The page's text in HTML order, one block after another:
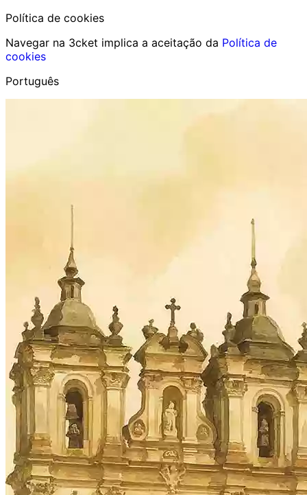
Política de cookies
Navegar na 3cket implica a aceitação da Política de
cookies
Português